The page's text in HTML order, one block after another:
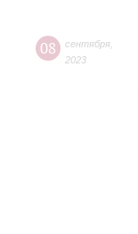
08 сентября
2023